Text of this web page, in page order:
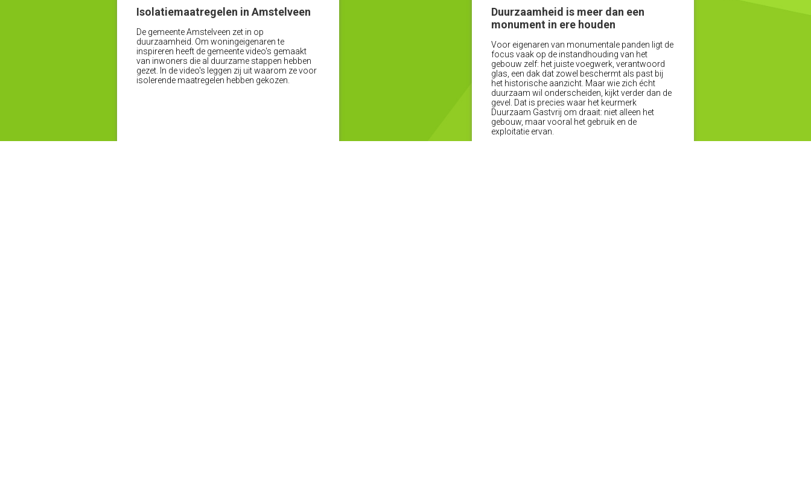
Isolatiemaatregelen in Amstelveen
De gemeente Amstelveen zet in op
duurzaamheid. Om woningeigenaren te
inspireren heeft de gemeente video's gemaakt
van inwoners die al duurzame stappen hebben
gezet. In de video's leggen zij uit waarom ze voor
isolerende maatregelen hebben gekozen.
Duurzaamheid is meer dan een
monument in ere houden
Voor eigenaren van monumentale panden ligt de
focus vaak op de instandhouding van het
gebouw zelf: het juiste voegwerk, verantwoord
glas, een dak dat zowel beschermt als past bij
het historische aanzicht. Maar wie zich écht
duurzaam wil onderscheiden, kijkt verder dan de
gevel. Dat is precies waar het keurmerk
Duurzaam Gastvrij om draait: niet alleen het
gebouw, maar vooral het gebruik en de
exploitatie ervan.